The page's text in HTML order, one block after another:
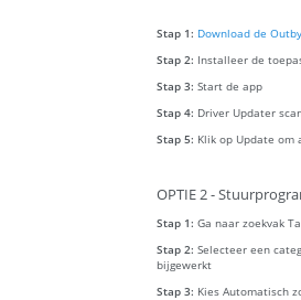
Stap 1: Download de
Stap 2: Installeer de
Stap 3: Start de app
Stap 4: Driver Updater
Stap 5: Klik op Update
OPTIE 2 -
Stap 1: Ga naar zoekvak
Stap 2: Selecteer een
bijgewerkt
Stap 3: Kies Automatisch